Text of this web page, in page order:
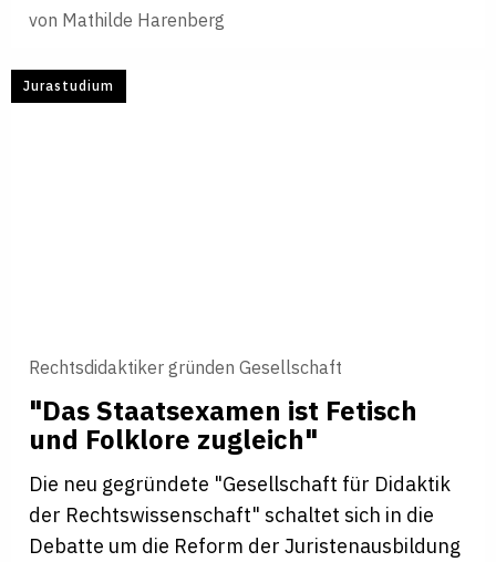
von Mathilde Harenberg
Jurastudium
Rechtsdidaktiker gründen Gesellschaft
"Das Staats­examen ist Fetisch
und Fol­k­lore zug­leich"
Die neu gegründete "Gesellschaft für Didaktik
der Rechtswissenschaft" schaltet sich in die
Debatte um die Reform der Juristenausbildung